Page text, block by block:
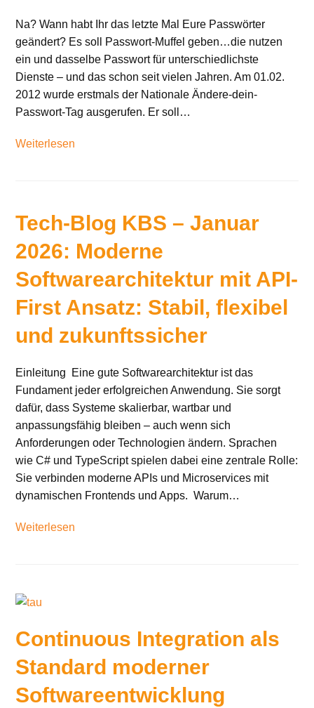
Na? Wann habt Ihr das letzte Mal Eure Passwörter
geändert? Es soll Passwort-Muffel geben…die nutzen
ein und dasselbe Passwort für unterschiedlichste
Dienste – und das schon seit vielen Jahren. Am 01.02.
2012 wurde erstmals der Nationale Ändere-dein-
Passwort-Tag ausgerufen. Er soll…
Weiterlesen
Tech-Blog KBS – Januar
2026: Moderne
Softwarearchitektur mit API-
First Ansatz: Stabil, flexibel
und zukunftssicher
Einleitung Eine gute Softwarearchitektur ist das
Fundament jeder erfolgreichen Anwendung. Sie sorgt
dafür, dass Systeme skalierbar, wartbar und
anpassungsfähig bleiben – auch wenn sich
Anforderungen oder Technologien ändern. Sprachen
wie C# und TypeScript spielen dabei eine zentrale Rolle:
Sie verbinden moderne APIs und Microservices mit
dynamischen Frontends und Apps. Warum…
Weiterlesen
Continuous Integration als
Standard moderner
Softwareentwicklung